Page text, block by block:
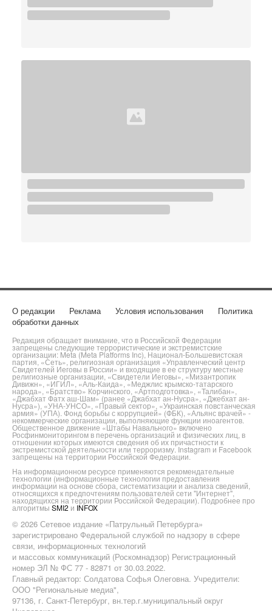
О редакции Реклама Условия использования
Политика
обработки данных
Редакция обращает внимание, что в Российской Федерации
запрещены следующие террористические и экстремистские
организации: Meta (Meta Platforms Inc), Национал-Большевистская
партия, «Сеть», религиозная организация «Управленческий центр
Свидетелей Иеговы в России» и входящие в ее структуру местные
религиозные организации, «Свидетели Иеговы», «Мизантропик
Дивижн», «ИГИЛ», «Аль-Каида», «Меджлис крымско-татарского
народа», «Братство» Корчинского, «Артподготовка», «Талибан»,
«Джабхат Фатх аш-Шам» (ранее «Джабхат ан-Нусра», «Джебхат ан-
Нусра»), «УНА-УНСО», «Правый сектор», «Украинская повстанческая
армия» (УПА). Фонд борьбы с коррупцией» (ФБК), «Альянс врачей» -
некоммерческие организации, выполняющие функции иноагентов.
Общественное движение «Штабы Навального» включено
Росфинмониторингом в перечень организаций и физических лиц, в
отношении которых имеются сведения об их причастности к
экстремистской деятельности или терроризму. Instagram и Facebook
запрещены на территории Российской Федерации.
На информационном ресурсе применяются рекомендательные
технологии (информационные технологии предоставления
информации на основе сбора, систематизации и анализа сведений,
относящихся к предпочтениям пользователей сети "Интернет",
находящихся на территории Российской Федерации). Подробнее про
алгоритмы SMI2 и INFOX
© 2026 Сетевое издание «Патрульный Петербурга»
зарегистрировано Федеральной службой по надзору в сфере
связи, информационных технологий
и массовых коммуникаций (Роскомнадзор) Регистрационный
номер ЭЛ № ФС 77 - 82871 от 30.03.2022.
Главный редактор: Солдатова Софья Олеговна. Учредители:
ООО "Региональные медиа",
97136, г. Санкт-Петербург, вн.тер.г.муниципальный округ